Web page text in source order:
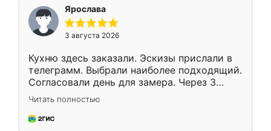
Ярослава
3 августа 2026
Кухню здесь заказали. Эскизы прислали в
телеграмм. Выбрали наиболее подходящий.
Согласовали день для замера. Через 3
недели кухня была уже готова. Остались
довольны работой. Спасибо Ренессанс
мебель за качественную работу!
Читать полностью